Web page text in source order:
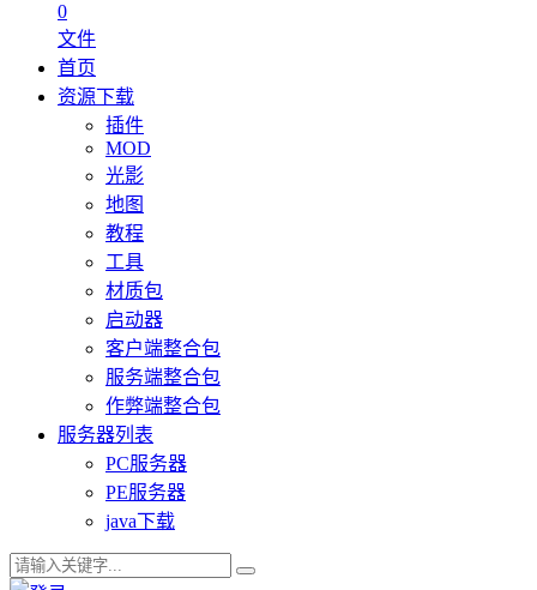
0
文件
首页
资源下载
插件
MOD
光影
地图
教程
工具
材质包
启动器
客户端整合包
服务端整合包
作弊端整合包
服务器列表
PC服务器
PE服务器
java下载